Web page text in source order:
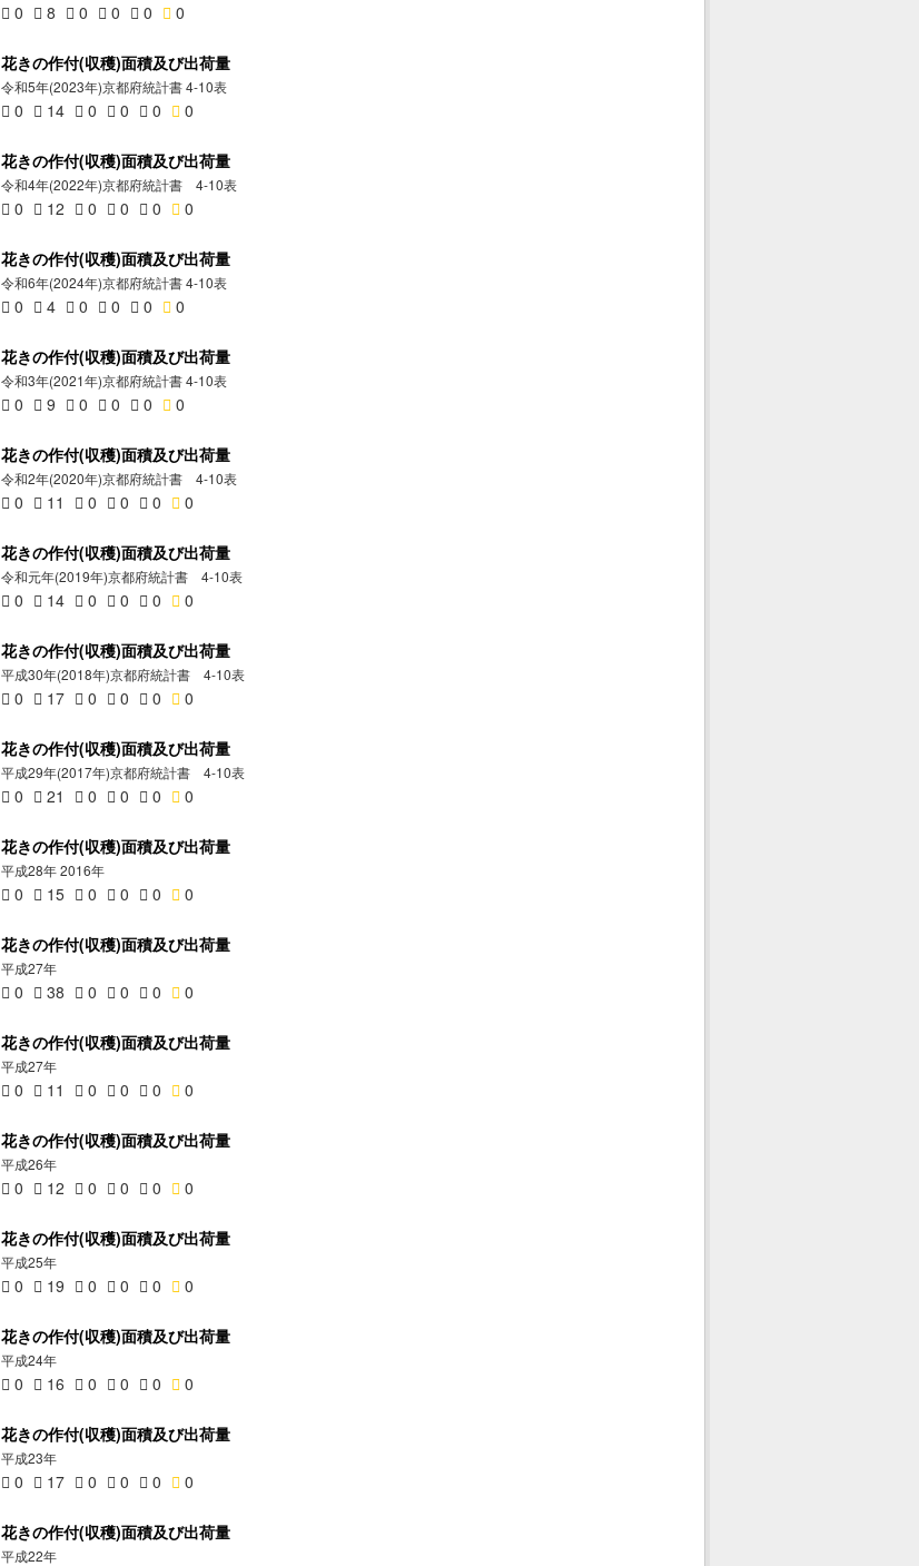
0 8 0 0 0 0
花きの作付(収穫)面積及び出荷量
令和5年(2023年)京都府統計書 4-10表
0 14 0 0 0 0
花きの作付(収穫)面積及び出荷量
令和4年(2022年)京都府統計書 4-10表
0 12 0 0 0 0
花きの作付(収穫)面積及び出荷量
令和6年(2024年)京都府統計書 4-10表
0 4 0 0 0 0
花きの作付(収穫)面積及び出荷量
令和3年(2021年)京都府統計書 4-10表
0 9 0 0 0 0
花きの作付(収穫)面積及び出荷量
令和2年(2020年)京都府統計書 4-10表
0 11 0 0 0 0
花きの作付(収穫)面積及び出荷量
令和元年(2019年)京都府統計書 4-10表
0 14 0 0 0 0
花きの作付(収穫)面積及び出荷量
平成30年(2018年)京都府統計書 4-10表
0 17 0 0 0 0
花きの作付(収穫)面積及び出荷量
平成29年(2017年)京都府統計書 4-10表
0 21 0 0 0 0
花きの作付(収穫)面積及び出荷量
平成28年 2016年
0 15 0 0 0 0
花きの作付(収穫)面積及び出荷量
平成27年
0 38 0 0 0 0
花きの作付(収穫)面積及び出荷量
平成27年
0 11 0 0 0 0
花きの作付(収穫)面積及び出荷量
平成26年
0 12 0 0 0 0
花きの作付(収穫)面積及び出荷量
平成25年
0 19 0 0 0 0
花きの作付(収穫)面積及び出荷量
平成24年
0 16 0 0 0 0
花きの作付(収穫)面積及び出荷量
平成23年
0 17 0 0 0 0
花きの作付(収穫)面積及び出荷量
平成22年